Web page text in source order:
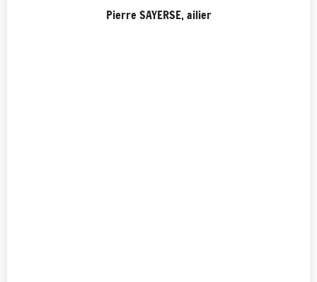
Pierre SAYERSE, ailier